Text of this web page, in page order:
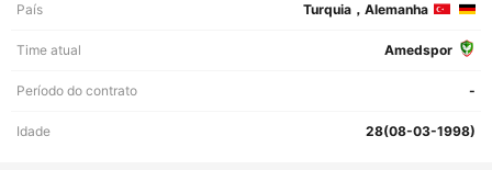
País Turquia，Alemanha
Time atual Amedspor
Período do contrato -
Idade 28(08-03-1998)